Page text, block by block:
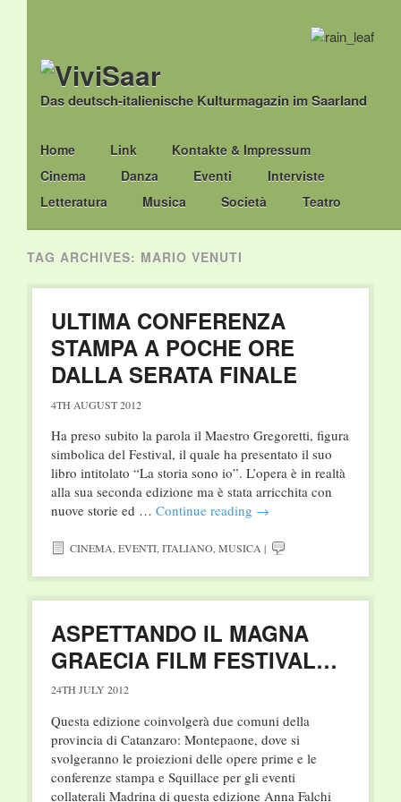
Das deutsch-italienische Kulturmagazin im Saarland
Main menu
Skip
to
content
Home Link
Kontakte & Impressum
Cinema
Danza Eventi
Interviste
Letteratura
Musica Società Teatro
TAG ARCHIVES: MARIO VENUTI
ULTIMA CONFERENZA
STAMPA A POCHE ORE
DALLA SERATA FINALE
4TH AUGUST 2012
Ha preso subito la parola il Maestro Gregoretti, figura
simbolica del Festival, il quale ha presentato il suo
libro intitolato “La storia sono io”. L’opera è in realtà
alla sua seconda edizione ma è stata arricchita con
nuove storie ed … Continue reading →
CINEMA,EVENTI,ITALIANO,MUSICA |
ASPETTANDO IL MAGNA
GRAECIA FILM FESTIVAL…
24TH JULY 2012
Questa edizione coinvolgerà due comuni della
provincia di Catanzaro: Montepaone, dove si
svolgeranno le proiezioni delle opere prime e le
conferenze stampa e Squillace per gli eventi
collaterali Madrina di questa edizione Anna Falchi